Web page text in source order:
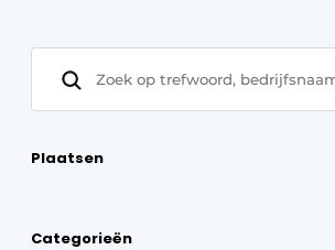
Podcasts
Privacy / Cookie statement
Vacatures
Plaatsen
Categorieën